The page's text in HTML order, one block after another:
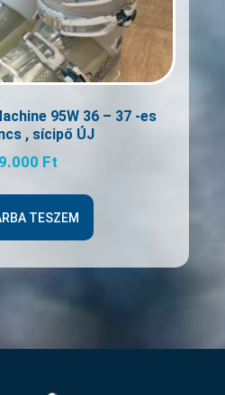
95W 36 – 37 -es
, sícipő ÚJ
Ft
TESZEM